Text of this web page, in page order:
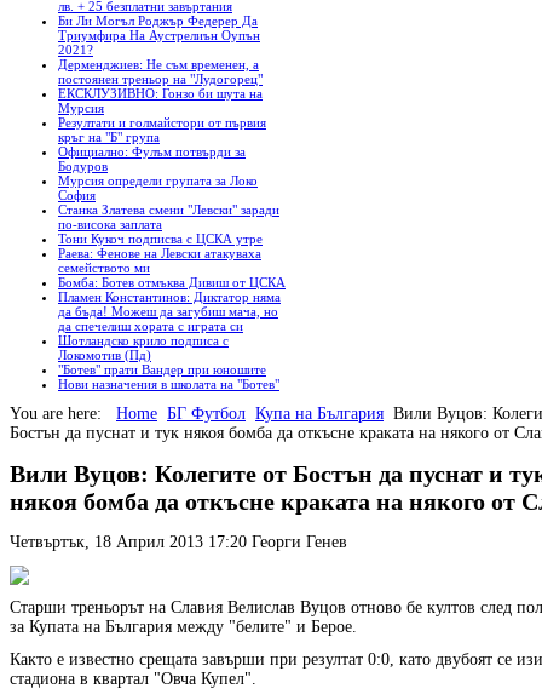
лв. + 25 безплатни завъртания
Би Ли Могъл Роджър Федерер Да
Триумфира На Аустрелиън Оупън
2021?
Дерменджиев: Не съм временен, а
постоянен треньор на "Лудогорец"
ЕКСКЛУЗИВНО: Гонзо би шута на
Мурсия
Резултати и голмайстори от първия
кръг на "Б" група
Официално: Фулъм потвърди за
Бодуров
Мурсия определи групата за Локо
София
Станка Златева смени "Левски" заради
по-висока заплата
Тони Кукоч подписва с ЦСКА утре
Раева: Фенове на Левски атакуваха
семейството ми
Бомба: Ботев отмъква Дивиш от ЦСКА
Пламен Константинов: Диктатор няма
да бъда! Можеш да загубиш мача, но
да спечелиш хората с играта си
Шотландско крило подписа с
Локомотив (Пд)
"Ботев" прати Вандер при юношите
Нови назначения в школата на "Ботев"
You are here: Home БГ Футбол Купа на България Вили Вуцов:
Бостън да пуснат и тук някоя бомба да откъсне краката на някого от
Вили Вуцов: Колегите от Бостън да пуснат и
някоя бомба да откъсне краката на някого от
Четвъртък, 18 Април 2013 17:20 Георги Генев
Старши треньорът на Славия Велислав Вуцов отново бе култов след
за Купата на България между "белите" и Берое.
Както е известно срещата завърши при резултат 0:0, като двубоят се
стадиона в квартал "Овча Купел".